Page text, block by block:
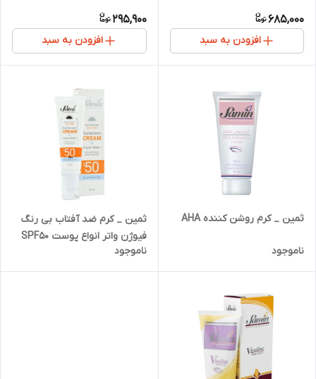
685,000
افزودن به سبد
295,900
افزودن به سبد
ثمین _ کرم روشن کننده AHA
ناموجود
ثمین _ کرم ضد آفتاب بی رنگ
فیوژن واتر انواع پوست SPF50
ناموجود